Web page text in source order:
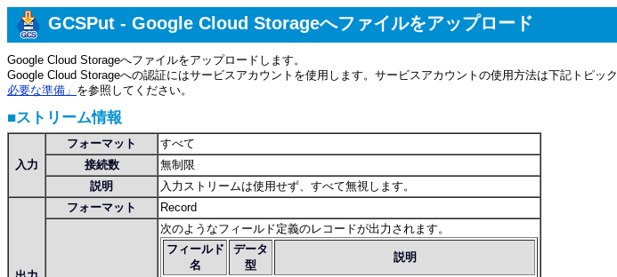
GCSPut - Google Cloud Storageへファイルをアップロード
Google Cloud Storageへファイルをアップロードします。
Google Cloud Storageへの認証にはサービスアカウントを使用します。サービスアカウントの使用方法は下記トピック
必要な準備」 を参照してください。
■ストリーム情報
入力
フォーマット
すべて
接続数
無制限
説明
入力ストリームは使用せず、すべて無視します。
フォーマット Record
次のようなフィールド定義のレコードが出力されます。
フィールド
名
データ
型
説明